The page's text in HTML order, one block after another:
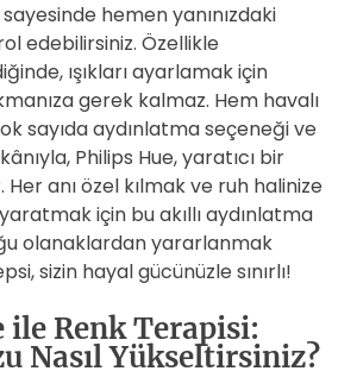
hemen yanınızdaki
edebilirsiniz. Özellikle
ışıkları ayarlamak için
gerek kalmaz. Hem havalı
sayıda aydınlatma seçeneği ve
Philips Hue, yaratıcı bir
anı özel kılmak ve ruh halinize
için bu akıllı aydınlatma
olanaklardan yararlanmak
sizin hayal gücünüzle sınırlı!
ile Renk Terapisi:
Nasıl Yükseltirsiniz?